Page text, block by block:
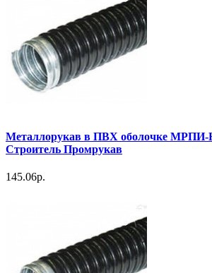
Металлорукав в ПВХ оболочке МРПИ-
Строитель Промрукав
145.06р.